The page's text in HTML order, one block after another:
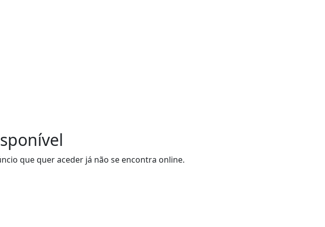
que quer aceder já não se encontra online.